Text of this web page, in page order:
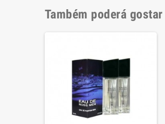
Também poderá gostar